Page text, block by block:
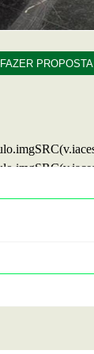
FAZER PROPOSTA